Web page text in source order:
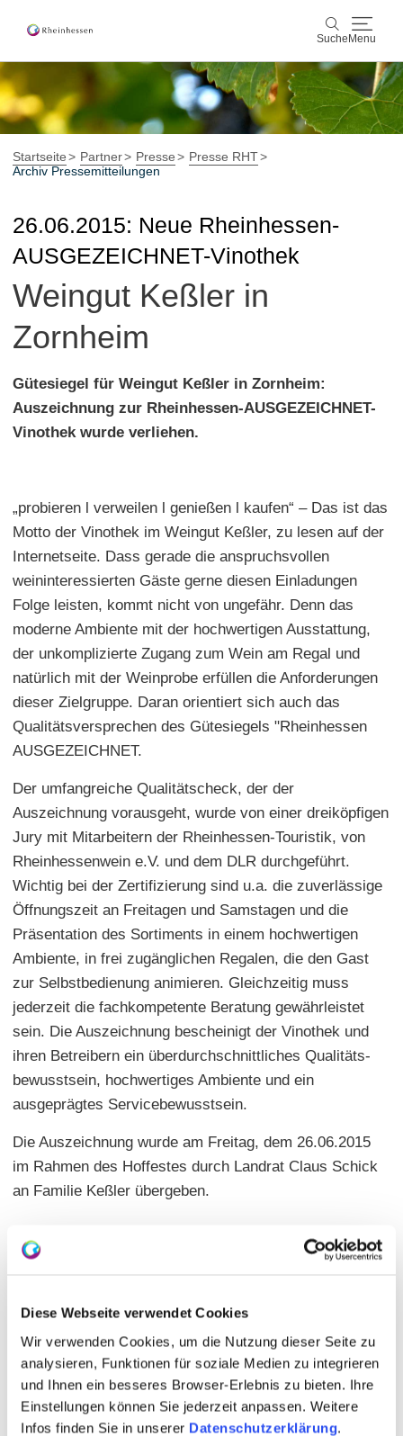
Diese Webseite verwendet Cookies
Wir verwenden Cookies, um die Nutzung dieser Seite zu
analysieren, Funktionen für soziale Medien zu integrieren
und Ihnen ein besseres Browser-Erlebnis zu bieten. Ihre
Einstellungen können Sie jederzeit anpassen. Weitere
Infos finden Sie in unserer Datenschutzerklärung.
Suche Menu
Suche
Wein & Genuss
Aktiv & Natur
Buchung & Service
Rheinhessen-Blog
Startseite Partner Presse
Presse RHT
Archiv Pressemitteilungen
26.06.2015: Neue Rheinhessen-
AUSGEZEICHNET-Vinothek
Weingut Keßler in
Zornheim
Gütesiegel für Weingut Keßler in Zornheim:
Auszeichnung zur Rheinhessen-AUSGEZEICHNET-
Vinothek wurde verliehen.
„probieren l verweilen l genießen l kaufen“ – Das ist das
Motto der Vinothek im Weingut Keßler, zu lesen auf der
Internetseite. Dass gerade die anspruchsvollen
weininteressierten Gäste gerne diesen Einladungen
Folge leisten, kommt nicht von ungefähr. Denn das
moderne Ambiente mit der hochwertigen Ausstattung,
der unkomplizierte Zugang zum Wein am Regal und
natürlich mit der Weinprobe erfüllen die Anforderungen
dieser Zielgruppe. Daran orientiert sich auch das
Qualitätsversprechen des Gütesiegels "Rheinhessen
AUSGEZEICHNET.
Der umfangreiche Qualitätscheck, der der
Auszeichnung vorausgeht, wurde von einer dreiköpfigen
Jury mit Mitarbeitern der Rheinhessen-Touristik, von
Rheinhessenwein e.V. und dem DLR durchgeführt.
Wichtig bei der Zertifizierung sind u.a. die zuverlässige
Öffnungszeit an Freitagen und Samstagen und die
Präsentation des Sortiments in einem hochwertigen
Ambiente, in frei zugänglichen Regalen, die den Gast
zur Selbstbedienung animieren. Gleichzeitig muss
jederzeit die fachkompetente Beratung gewährleistet
sein. Die Auszeichnung bescheinigt der Vinothek und
ihren Betreibern ein überdurchschnittliches Qualitäts-
bewusstsein, hochwertiges Ambiente und ein
ausgeprägtes Servicebewusstsein.
Die Auszeichnung wurde am Freitag, dem 26.06.2015
im Rahmen des Hoffestes durch Landrat Claus Schick
an Familie Keßler übergeben.
Mittlerweile sind 21 Vinotheken mit dem Gütesiegel
Vinotheken gibt es auf www.rheinhessen-
ausgezeichnet.de